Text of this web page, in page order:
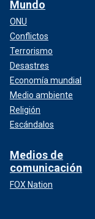
Mundo
ONU
Conflictos
Terrorismo
Desastres
Economía mundial
Medio ambiente
Religión
Escándalos
Medios de
comunicación
FOX Nation